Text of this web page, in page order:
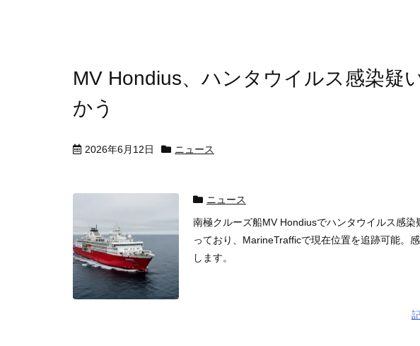
MV Hondius、ハンタウイルス感染疑
かう
2026年6月12日 ニュース
ニュース
南極クルーズ船MV Hondiusでハンタウイルス感
っており、MarineTrafficで現在位置を追跡可能。
します。